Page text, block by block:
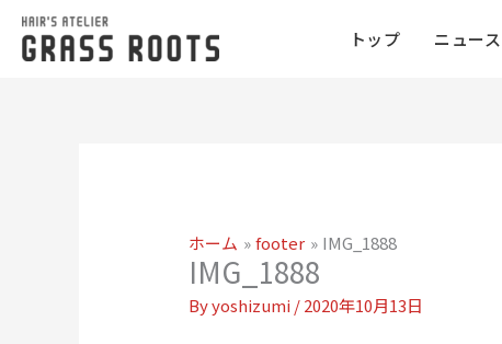
トップ ニュース
ホーム footer IMG_1888
IMG_1888
Byyoshizumi/2020年10月13日